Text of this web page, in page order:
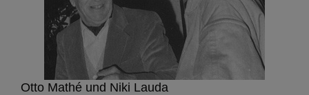
Otto Mathé und Niki Lauda